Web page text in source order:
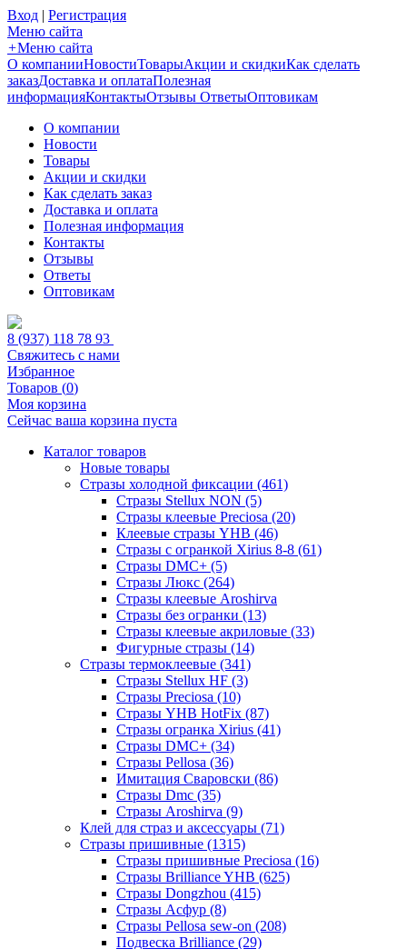
Вход | Регистрация
Меню сайта
+Меню сайта
О компанииНовостиТоварыАкции и скидкиКак сделать
заказДоставка и оплатаПолезная
информацияКонтактыОтзывы ОтветыОптовикам
О компании
Новости
Товары
Акции и скидки
Как сделать заказ
Доставка и оплата
Полезная информация
Контакты
Отзывы
Ответы
Оптовикам
8 (937) 118 78 93
Свяжитесь с нами
Избранное
Товаров (0)
Моя корзина
Сейчас ваша корзина пуста
Каталог товаров
Новые товары
Стразы холодной фиксации (461)
Стразы Stellux NON (5)
Стразы клеевые Preciosa (20)
Клеевые стразы YHB (46)
Стразы с огранкой Xirius 8-8 (61)
Стразы DMC+ (5)
Стразы Люкс (264)
Стразы клеевые Aroshirva
Стразы без огранки (13)
Стразы клеевые акриловые (33)
Фигурные стразы (14)
Стразы термоклеевые (341)
Стразы Stellux HF (3)
Стразы Preciosa (10)
Стразы YHB HotFix (87)
Стразы огранка Xirius (41)
Стразы DMC+ (34)
Стразы Pellosa (36)
Имитация Сваровски (86)
Стразы Dmc (35)
Стразы Aroshirva (9)
Клей для страз и аксессуары (71)
Стразы пришивные (1315)
Стразы пришивные Preciosa (16)
Стразы Brilliance YHB (625)
Стразы Dongzhou (415)
Стразы Асфур (8)
Стразы Pellosa sew-on (208)
Подвеска Brilliance (29)